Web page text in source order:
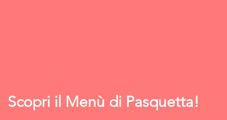
Scopri il Menù di Pasquetta!